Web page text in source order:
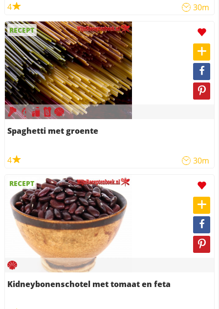
4 30m
RECEPT
Spaghetti met groente
4 30m
RECEPT
Kidneybonenschotel met tomaat en feta